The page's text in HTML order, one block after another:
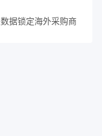
据锁定海外采购商